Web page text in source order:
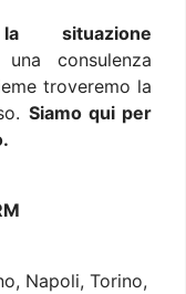
situazione
consulenza
troveremo la
Siamo qui per
Napoli, Torino,